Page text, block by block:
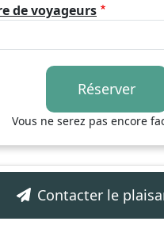
de voyageurs
Vous ne serez pas encore
Contacter le